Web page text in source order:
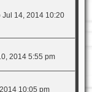
Jul 14, 2014 10:20
2014 5:55 pm
10:05 pm